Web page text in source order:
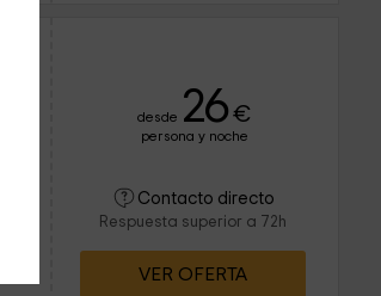
desde 26 €
persona y noche
Contacto directo
Respuesta superior a 72h
VER OFERTA